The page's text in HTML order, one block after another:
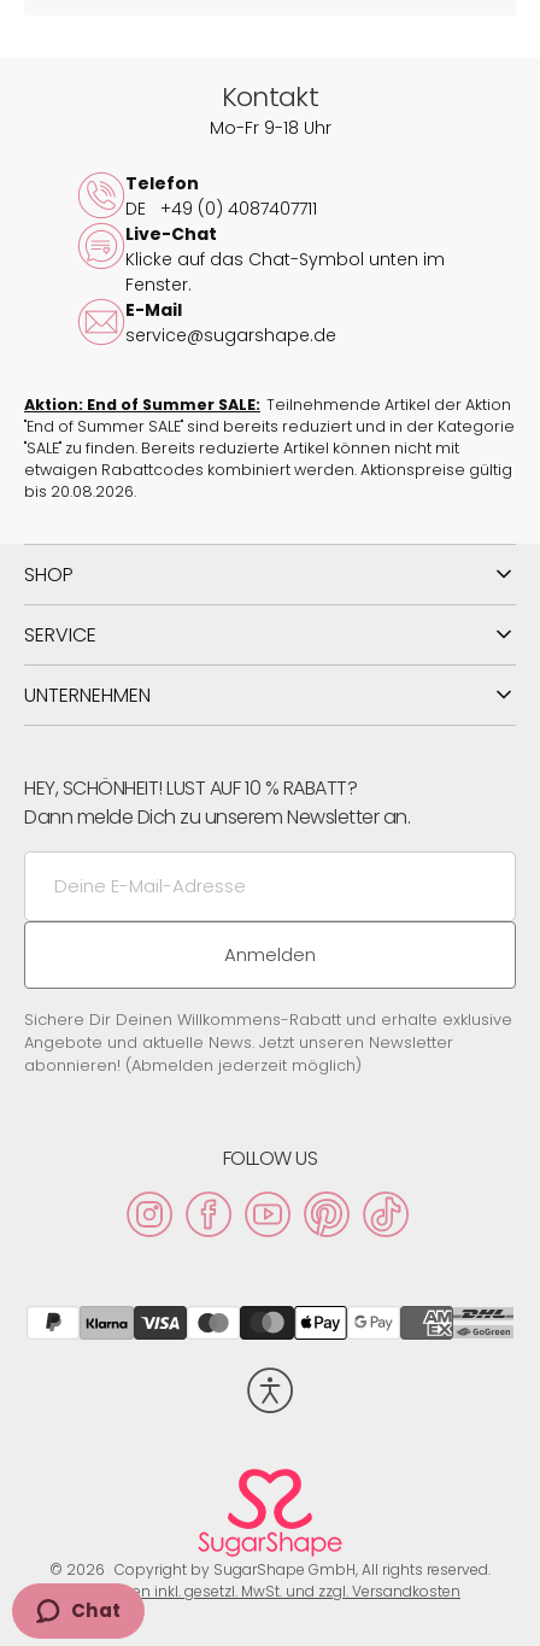
angenehm über Deine Kurven und lässt sich nach
Deinen Wünschen drapieren.
hergestellt, die beispielsweise aus Stoffresten von
Zuschnitten bestehen. Diese Materialien sind
besonders UV-abweisend, chlorbeständig und
widerstandsfähig gegenüber Sonnencremes und
-ölen. Um Deinen Tankini möglichst lange zu erhalten,
spüle ihn nach dem Baden einfach mit klarem
Wasser aus.
Kollektion Monaco & Palermo.
Mix & Match: Bikini-Tops kannst Du auch mit
anderenBikini-Unterteilen
ganz eigenen Beach-Look zusammenstellen.
Nutze unseren
Kontakt
Mo-Fr 9-18 Uhr
Telefon
DE
+49 (0) 4087407711
Live-Chat
Klicke auf das Chat-Symbol unten im
Fenster.
E-Mail
service@sugarshape.de
Aktion: End of Summer SALE: Teilnehmende Artikel der Aktion
"End of Summer SALE" sind bereits reduziert und in der Kategorie
"SALE" zu finden. Bereits reduzierte Artikel können nicht mit
etwaigen Rabattcodes kombiniert werden. Aktionspreise gültig
bis 20.08.2026.
SHOP
SERVICE
UNTERNEHMEN
HEY, SCHÖNHEIT! LUST AUF 10 % RABATT?
Dann melde Dich zu unserem Newsletter an.
Deine
Mail-
Anmelden
Sichere Dir Deinen Willkommens-Rabatt und erhalte exklusive
Angebote und aktuelle News. Jetzt unseren Newsletter
abonnieren! (Abmelden jederzeit möglich)
FOLLOW US
InstagramFacebookYouTubePinterestTikTok
© 2026 Copyright by SugarShape GmbH, All rights reserved.
Preisangaben inkl. gesetzl. MwSt. und zzgl. Versandkosten